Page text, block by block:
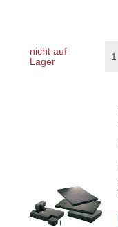
nicht auf
Lager